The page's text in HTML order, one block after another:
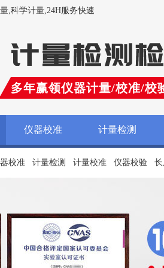
,科学计量,24H服务快速
多年赢领仪器计量/校准/校
仪器校准 计量检测
校准 计量检测 计量校准 仪器校验